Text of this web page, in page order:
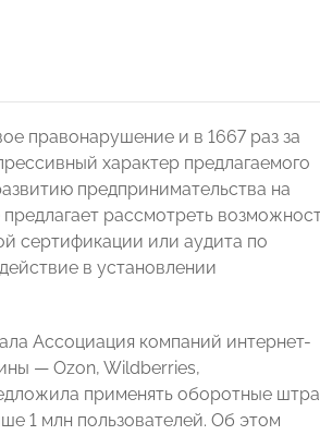
правонарушение и в 1667 раз за
характер предлагаемого
предпринимательства на
рассмотреть
сертификации или аудита по
в установлении
Ассоциация компаний интернет-
— Ozon, Wildberries,
применять оборотные
1 млн пользователей. Об этом